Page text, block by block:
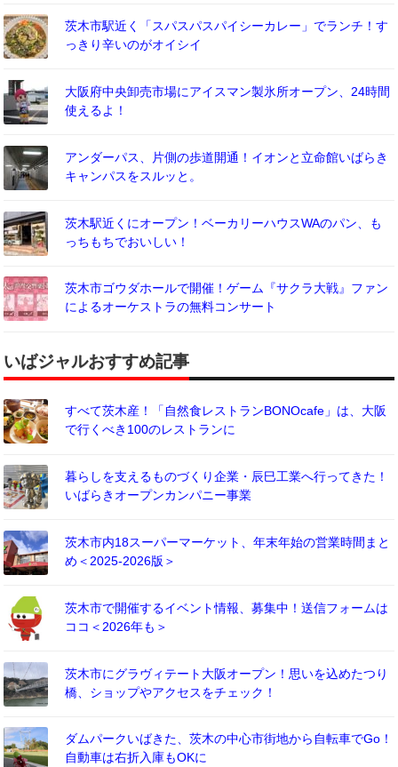
茨木市駅近く「スパスパスパイシーカレー」でランチ！す
っきり辛いのがオイシイ
大阪府中央卸売市場にアイスマン製氷所オープン、24時間
使えるよ！
アンダーパス、片側の歩道開通！イオンと立命館いばらき
キャンパスをスルッと。
茨木駅近くにオープン！ベーカリーハウスWAのパン、も
っちもちでおいしい！
茨木市ゴウダホールで開催！ゲーム『サクラ大戦』ファン
によるオーケストラの無料コンサート
いばジャルおすすめ記事
すべて茨木産！「自然食レストランBONOcafe」は、大阪
で行くべき100のレストランに
暮らしを支えるものづくり企業・辰巳工業へ行ってきた！
いばらきオープンカンパニー事業
茨木市内18スーパーマーケット、年末年始の営業時間まと
め＜2025-2026版＞
茨木市で開催するイベント情報、募集中！送信フォームは
ココ＜2026年も＞
茨木市にグラヴィテート大阪オープン！思いを込めたつり
橋、ショップやアクセスをチェック！
ダムパークいばきた、茨木の中心市街地から自転車でGo！
自動車は右折入庫もOKに